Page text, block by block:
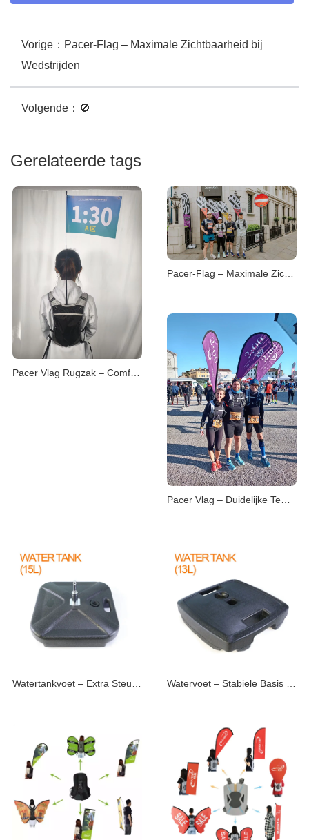
Vorige： Pacer-Flag – Maximale Zichtbaarheid bij
Wedstrijden
Volgende： 🚫
Gerelateerde tags
Pacer Vlag Rugzak – Comfortabele Tempo-Leiding